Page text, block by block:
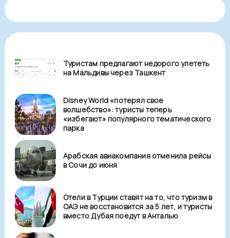
Туристам предлагают недорого улететь
на Мальдивы через Ташкент
Disney World «потерял свое
волшебство»: туристы теперь
«избегают» популярного тематического
парка
Арабская авиакомпания отменила рейсы
в Сочи до июня
Отели в Турции ставят на то, что туризм в
ОАЭ не восстановится за 5 лет, и туристы
вместо Дубая поедут в Анталью